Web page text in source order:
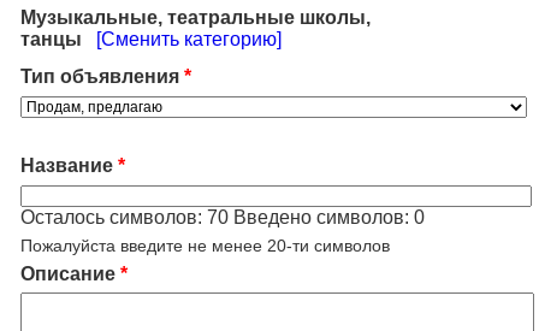
Музыкальные, театральные школы,
танцы
[Сменить категорию]
Тип объявления *
Название *
Осталось символов: 70 Введено символов: 0
Пожалуйста введите не менее 20-ти символов
Описание *